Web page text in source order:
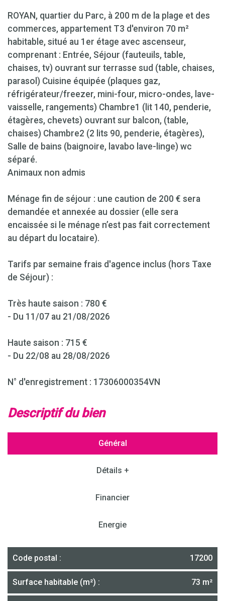
ROYAN, quartier du Parc, à 200 m de la plage et des
commerces, appartement T3 d'environ 70 m²
habitable, situé au 1er étage avec ascenseur,
comprenant : Entrée, Séjour (fauteuils, table,
chaises, tv) ouvrant sur terrasse sud (table, chaises,
parasol) Cuisine équipée (plaques gaz,
réfrigérateur/freezer, mini-four, micro-ondes, lave-
vaisselle, rangements) Chambre1 (lit 140, penderie,
étagères, chevets) ouvrant sur balcon, (table,
chaises) Chambre2 (2 lits 90, penderie, étagères),
Salle de bains (baignoire, lavabo lave-linge) wc
séparé.
Animaux non admis
Ménage fin de séjour : une caution de 200 € sera
demandée et annexée au dossier (elle sera
encaissée si le ménage n’est pas fait correctement
au départ du locataire).
Tarifs par semaine frais d'agence inclus (hors Taxe
de Séjour) :
Très haute saison : 780 €
- Du 11/07 au 21/08/2026
Haute saison : 715 €
- Du 22/08 au 28/08/2026
N° d'enregistrement : 17306000354VN
descriptif du bien
Général
Détails +
Financier
Energie
Code postal : 17200
Surface habitable (m²) : 73 m²